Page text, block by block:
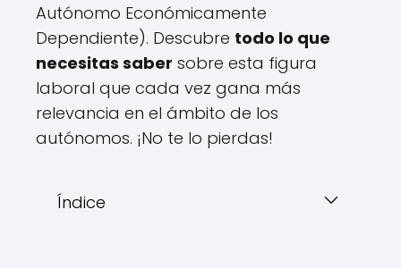
Autónomo Económicamente
Dependiente). Descubre todo lo que
necesitas saber sobre esta figura
laboral que cada vez gana más
relevancia en el ámbito de los
autónomos. ¡No te lo pierdas!
Índice